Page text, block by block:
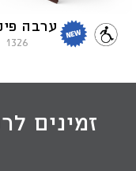
ערבה
1326
זמינים